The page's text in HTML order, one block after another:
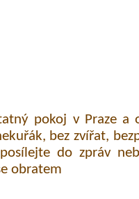
pokoj v Praze
bez zvířat,
do zpráv
obratem